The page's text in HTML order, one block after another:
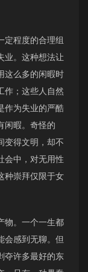
定程度的合理组
业。这种想法让
这么多的闲暇时
作；这些人自然
作为失业的严酷
闲暇。奇怪的
变得文明，却不
会中，对无用性
种崇拜仅限于女
物。一个一生都
会感到无聊。但
夺许多最好的东